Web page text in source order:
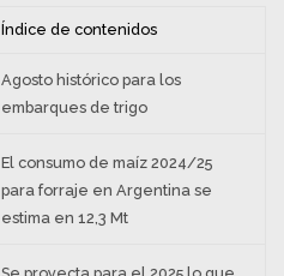
Índice de contenidos
Agosto histórico para los
embarques de trigo
El consumo de maíz 2024/25
para forraje en Argentina se
estima en 12,3 Mt